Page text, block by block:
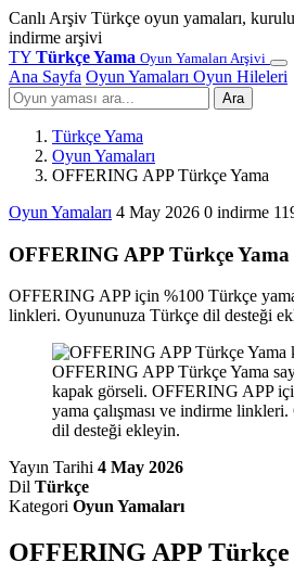
Canlı Arşiv Türkçe oyun yamaları,
indirme arşivi
TY Türkçe Yama Oyun Yamaları Arşivi
Ana Sayfa Oyun Yamaları Oyun Hileleri
Ara
Türkçe Yama
Oyun Yamaları
OFFERING APP Türkçe Yama
Oyun Yamaları 4 May 2026 0 indirme
OFFERING APP Türkçe Yama
OFFERING APP için %100 Türkçe
linkleri. Oyununuza Türkçe dil desteği
OFFERING APP Türkçe Yama
kapak görseli. OFFERING APP
yama çalışması ve indirme
dil desteği ekleyin.
Yayın Tarihi 4 May 2026
Dil Türkçe
Kategori Oyun Yamaları
OFFERING APP Türkçe